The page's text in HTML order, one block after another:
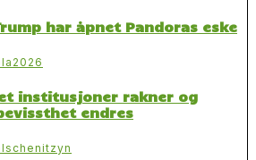
har åpnet Pandoras eske
institusjoner rakner og
endres